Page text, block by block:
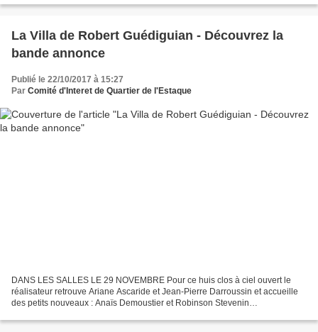
La Villa de Robert Guédiguian - Découvrez la
bande annonce
Publié le 22/10/2017 à 15:27
Par Comité d'Interet de Quartier de l'Estaque
DANS LES SALLES LE 29 NOVEMBRE Pour ce huis clos à ciel ouvert le
réalisateur retrouve Ariane Ascaride et Jean-Pierre Darroussin et accueille
des petits nouveaux : Anaïs Demoustier et Robinson Stevenin
villa-de-robert-guediguian Dans...